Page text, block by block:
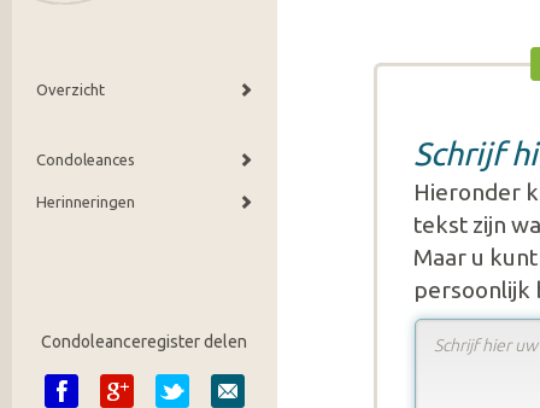
Schrijf
Hieronder
tekst zijn
Maar u
persoonlijk
Overzicht
Condoleances
Herinneringen
Condoleanceregister delen